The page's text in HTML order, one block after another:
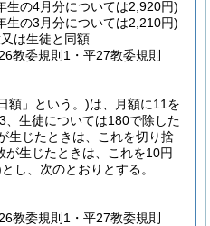
生の4月分については2,920円)
生の3月分については2,210円)
は生徒と同額
教委規則1・平27教委規則
額」という。)は、月額に11を
生徒については180で除した
生じたときは、これを切り捨
生じたときは、これを10円
とし、次のとおりとする。
教委規則1・平27教委規則